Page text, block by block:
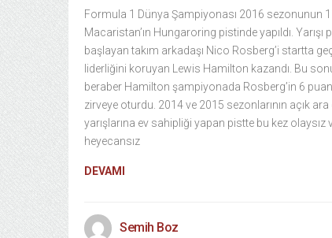
Formula 1 Dünya Şampiyonası 2016 sezonunun
Macaristan’ın Hungaroring pistinde yapıldı. Yarışı
başlayan takım arkadaşı Nico Rosberg’i startta
liderliğini koruyan Lewis Hamilton kazandı. Bu
beraber Hamilton şampiyonada Rosberg’in 6
zirveye oturdu. 2014 ve 2015 sezonlarının açık ara
yarışlarına ev sahipliği yapan pistte bu kez olaysız
heyecansız
DEVAMI
Semih Boz